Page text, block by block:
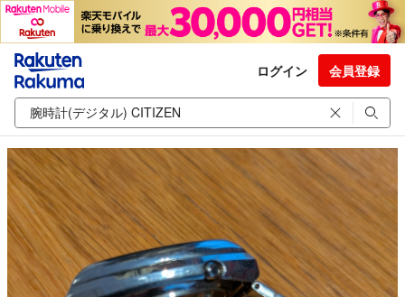
ログイン 会員登録